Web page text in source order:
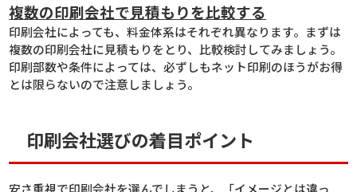
複数の印刷会社で見積もりを比較する
印刷会社によっても、料金体系はそれぞれ異なります。まずは
複数の印刷会社に見積もりをとり、比較検討してみましょう。
印刷部数や条件によっては、必ずしもネット印刷のほうがお得
とは限らないので注意しましょう。
印刷会社選びの着目ポイント